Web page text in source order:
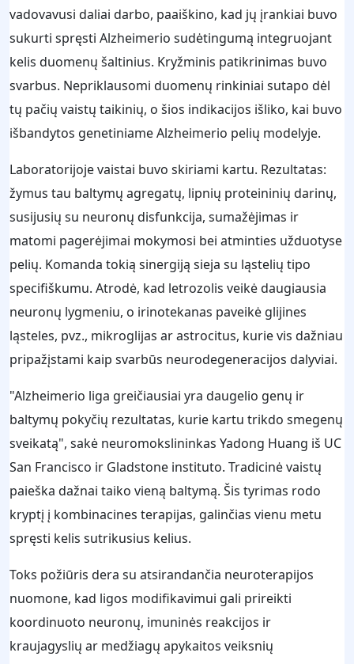
vadovavusi daliai darbo, paaiškino, kad jų įrankiai buvo
sukurti spręsti Alzheimerio sudėtingumą integruojant
kelis duomenų šaltinius. Kryžminis patikrinimas buvo
svarbus. Nepriklausomi duomenų rinkiniai sutapo dėl
tų pačių vaistų taikinių, o šios indikacijos išliko, kai buvo
išbandytos genetiniame Alzheimerio pelių modelyje.
Laboratorijoje vaistai buvo skiriami kartu. Rezultatas:
žymus tau baltymų agregatų, lipnių proteininių darinų,
susijusių su neuronų disfunkcija, sumažėjimas ir
matomi pagerėjimai mokymosi bei atminties užduotyse
pelių. Komanda tokią sinergiją sieja su ląstelių tipo
specifiškumu. Atrodė, kad letrozolis veikė daugiausia
neuronų lygmeniu, o irinotekanas paveikė glijines
ląsteles, pvz., mikroglijas ar astrocitus, kurie vis dažniau
pripažįstami kaip svarbūs neurodegeneracijos dalyviai.
"Alzheimerio liga greičiausiai yra daugelio genų ir
baltymų pokyčių rezultatas, kurie kartu trikdo smegenų
sveikatą", sakė neuromokslininkas Yadong Huang iš UC
San Francisco ir Gladstone instituto. Tradicinė vaistų
paieška dažnai taiko vieną baltymą. Šis tyrimas rodo
kryptį į kombinacines terapijas, galinčias vienu metu
spręsti kelis sutrikusius kelius.
Toks požiūris dera su atsirandančia neuroterapijos
nuomone, kad ligos modifikavimui gali prireikti
koordinuoto neuronų, imuninės reakcijos ir
kraujagyslių ar medžiagų apykaitos veiksnių